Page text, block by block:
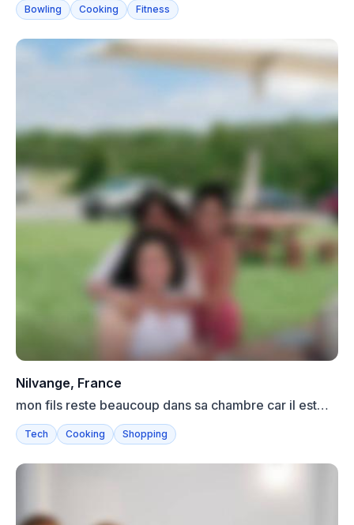
Bowling Cooking Fitness
Nilvange, France
mon fils reste beaucoup dans sa chambre car il est
trader mo...
Tech Cooking Shopping